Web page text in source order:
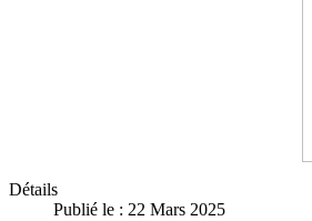
Détails
Publié le : 22 Mars 2025